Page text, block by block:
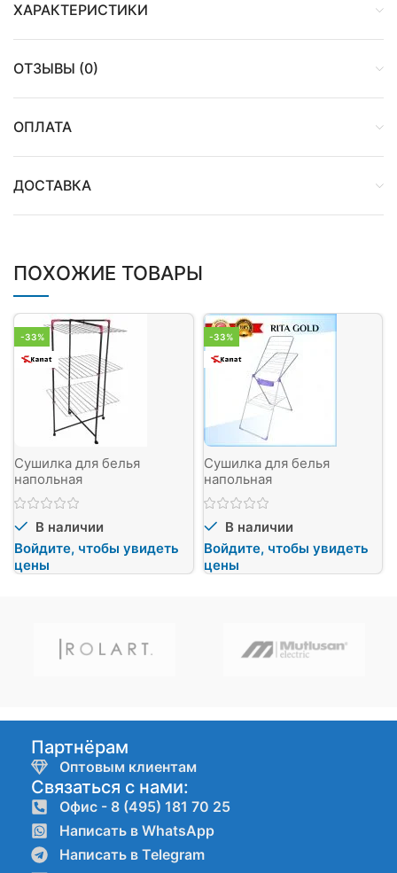
ХАРАКТЕРИСТИКИ
ОТЗЫВЫ (0)
ОПЛАТА
ДОСТАВКА
ПОХОЖИЕ ТОВАРЫ
-33%
Сушилка для белья
напольная
В наличии
Войдите, чтобы увидеть
цены
-33%
Сушилка для белья
напольная
В наличии
Войдите, чтобы увидеть
цены
Партнёрам
Оптовым клиентам
Связаться с нами:
Офис - 8 (495) 181 70 25
Написать в WhatsApp
Написать в Telegram